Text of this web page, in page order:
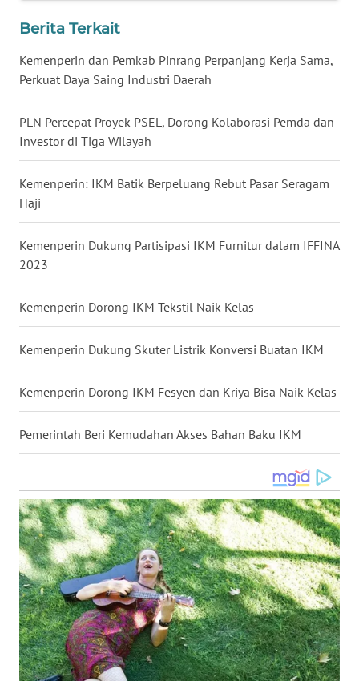
Berita Terkait
Kemenperin dan Pemkab Pinrang Perpanjang Kerja Sama,
Perkuat Daya Saing Industri Daerah
PLN Percepat Proyek PSEL, Dorong Kolaborasi Pemda dan
Investor di Tiga Wilayah
Kemenperin: IKM Batik Berpeluang Rebut Pasar Seragam
Haji
Kemenperin Dukung Partisipasi IKM Furnitur dalam IFFINA
2023
Kemenperin Dorong IKM Tekstil Naik Kelas
Kemenperin Dukung Skuter Listrik Konversi Buatan IKM
Kemenperin Dorong IKM Fesyen dan Kriya Bisa Naik Kelas
Pemerintah Beri Kemudahan Akses Bahan Baku IKM
WN
NUSANTARA
WN
JOGJA
WN
WN
BALI
WN
KALBAR
WN
KALTARA
WN
KALSEL
WN
KALTIM
WN
SULSEL
WN
GORONTALO
WN